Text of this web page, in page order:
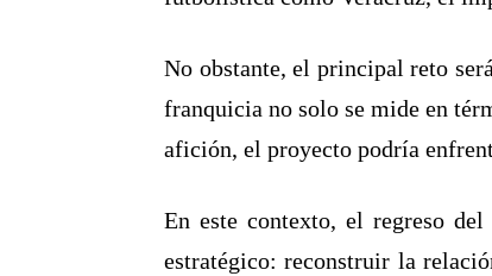
No obstante, el principal reto
franquicia no solo se mide en
afición, el proyecto podría
En este contexto, el regreso
estratégico: reconstruir la